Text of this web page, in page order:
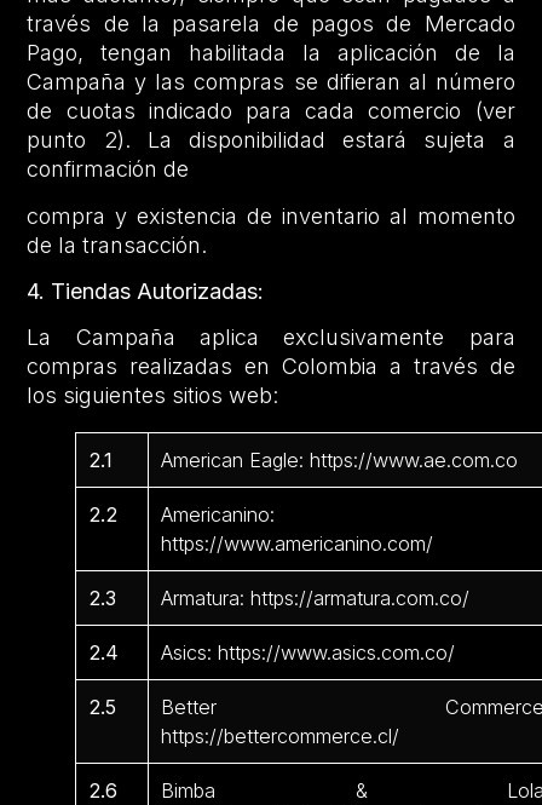
través de la pasarela de pagos de Mercado
Pago, tengan habilitada la aplicación de la
Campaña y las compras se difieran al número
de cuotas indicado para cada comercio (ver
punto 2). La disponibilidad estará sujeta a
confirmación de
compra y existencia de inventario al momento
de la transacción.
4. Tiendas Autorizadas:
La Campaña aplica exclusivamente para
compras realizadas en Colombia a través de
los siguientes sitios web:
2.1 American Eagle: https://www.ae.com.co
2.2
Americanino:
https://www.americanino.com/
2.3 Armatura: https://armatura.com.co/
2.4 Asics: https://www.asics.com.co/
2.5
Better
https://bettercommerce.cl/
2.6
Bimba &